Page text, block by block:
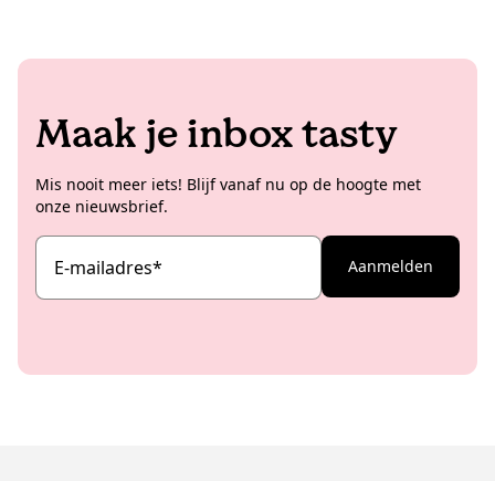
Maak je inbox tasty
Mis nooit meer iets! Blijf vanaf nu op de hoogte met
onze nieuwsbrief.
E-mailadres* Aanmelden